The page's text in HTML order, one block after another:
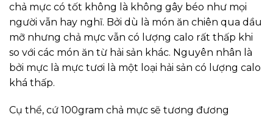
chả mực có tốt không là không gây béo như mọi
người vẫn hay nghĩ. Bởi dù là món ăn chiên qua dầu
mỡ nhưng chả mực vẫn có lượng calo rất thấp khi
so với các món ăn từ hải sản khác. Nguyên nhân là
bởi mực là mực tươi là một loại hải sản có lượng calo
khá thấp.
Cụ thể, cứ 100gram chả mực sẽ tương đương